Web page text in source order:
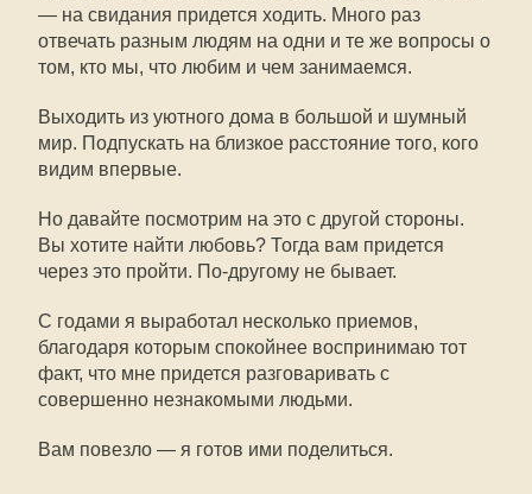
— на свидания придется ходить. Много раз
отвечать разным людям на одни и те же вопросы о
том, кто мы, что любим и чем занимаемся.
Выходить из уютного дома в большой и шумный
мир. Подпускать на близкое расстояние того, кого
видим впервые.
Но давайте посмотрим на это с другой стороны.
Вы хотите найти любовь? Тогда вам придется
через это пройти. По-другому не бывает.
С годами я выработал несколько приемов,
благодаря которым спокойнее воспринимаю тот
факт, что мне придется разговаривать с
совершенно незнакомыми людьми.
Вам повезло — я готов ими поделиться.